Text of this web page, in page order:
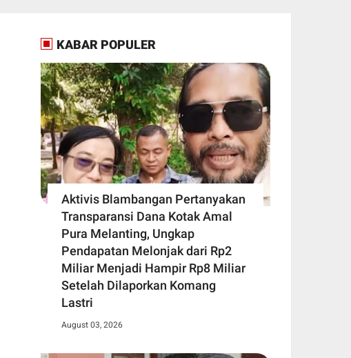
KABAR POPULER
Aktivis Blambangan Pertanyakan
Transparansi Dana Kotak Amal
Pura Melanting, Ungkap
Pendapatan Melonjak dari Rp2
Miliar Menjadi Hampir Rp8 Miliar
Setelah Dilaporkan Komang
Lastri
August 03, 2026